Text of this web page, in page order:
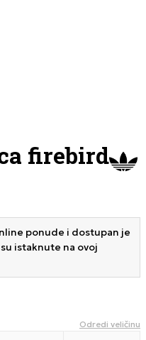
firebird
ponude i dostupan je
istaknute na ovoj
Odredi veličinu